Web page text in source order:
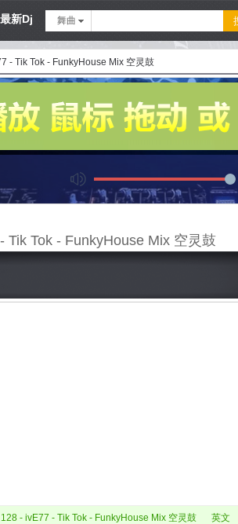
最新Dj 舞曲
- Tik Tok - FunkyHouse Mix 空灵鼓
Tik Tok - FunkyHouse Mix 空灵鼓
128 - ivE77 - Tik Tok - FunkyHouse Mix 空灵鼓
英文